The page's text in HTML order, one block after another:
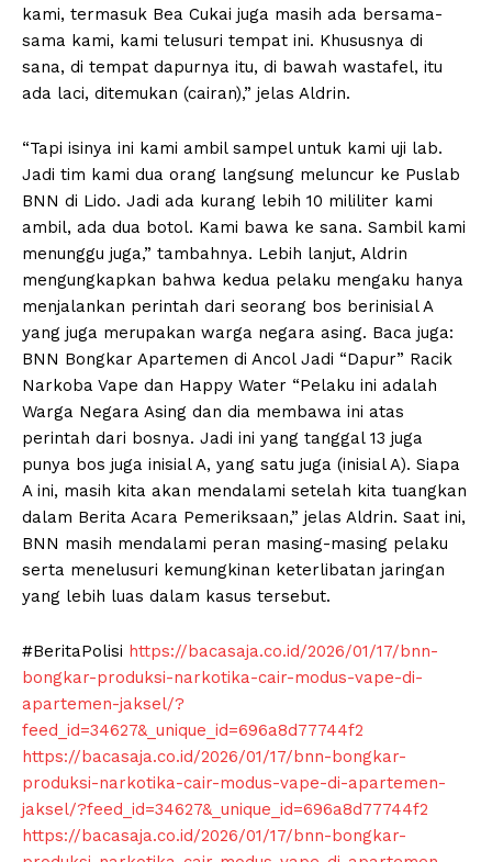
kami, termasuk Bea Cukai juga masih ada bersama-
sama kami, kami telusuri tempat ini. Khususnya di
sana, di tempat dapurnya itu, di bawah wastafel, itu
ada laci, ditemukan (cairan),” jelas Aldrin.
“Tapi isinya ini kami ambil sampel untuk kami uji lab.
Jadi tim kami dua orang langsung meluncur ke Puslab
BNN di Lido. Jadi ada kurang lebih 10 mililiter kami
ambil, ada dua botol. Kami bawa ke sana. Sambil kami
menunggu juga,” tambahnya. Lebih lanjut, Aldrin
mengungkapkan bahwa kedua pelaku mengaku hanya
menjalankan perintah dari seorang bos berinisial A
yang juga merupakan warga negara asing. Baca juga:
BNN Bongkar Apartemen di Ancol Jadi “Dapur” Racik
Narkoba Vape dan Happy Water “Pelaku ini adalah
Warga Negara Asing dan dia membawa ini atas
perintah dari bosnya. Jadi ini yang tanggal 13 juga
punya bos juga inisial A, yang satu juga (inisial A). Siapa
A ini, masih kita akan mendalami setelah kita tuangkan
dalam Berita Acara Pemeriksaan,” jelas Aldrin. Saat ini,
BNN masih mendalami peran masing-masing pelaku
serta menelusuri kemungkinan keterlibatan jaringan
yang lebih luas dalam kasus tersebut.
#BeritaPolisi https://bacasaja.co.id/2026/01/17/bnn-
bongkar-produksi-narkotika-cair-modus-vape-di-
apartemen-jaksel/?
feed_id=34627&_unique_id=696a8d77744f2
https://bacasaja.co.id/2026/01/17/bnn-bongkar-
produksi-narkotika-cair-modus-vape-di-apartemen-
jaksel/?feed_id=34627&_unique_id=696a8d77744f2
https://bacasaja.co.id/2026/01/17/bnn-bongkar-